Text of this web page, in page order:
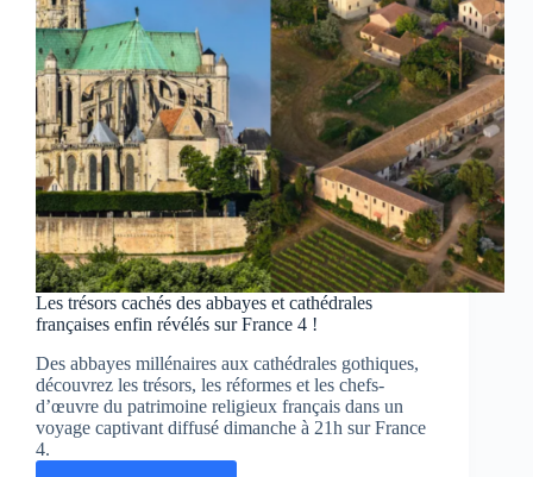
Les trésors cachés des abbayes et cathédrales
françaises enfin révélés sur France 4 !
Des abbayes millénaires aux cathédrales gothiques,
découvrez les trésors, les réformes et les chefs-
d’œuvre du patrimoine religieux français dans un
voyage captivant diffusé dimanche à 21h sur France
4.